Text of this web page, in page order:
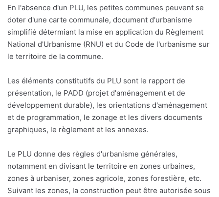
En l'absence d'un PLU, les petites communes peuvent se
doter d'une carte communale, document d'urbanisme
simplifié détermiant la mise en application du Règlement
National d'Urbanisme (RNU) et du Code de l'urbanisme sur
le territoire de la commune.
Les éléments constitutifs du PLU sont le rapport de
présentation, le PADD (projet d'aménagement et de
développement durable), les orientations d'aménagement
et de programmation, le zonage et les divers documents
graphiques, le règlement et les annexes.
Le PLU donne des règles d'urbanisme générales,
notamment en divisant le territoire en zones urbaines,
zones à urbaniser, zones agricole, zones forestière, etc.
Suivant les zones, la construction peut être autorisée sous